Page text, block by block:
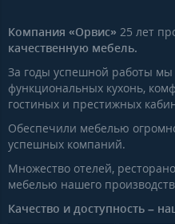
Компания «Орвис» 25 лет
качественную мебель.
За годы успешной работы мы
функциональных кухонь,
гостиных и престижных
Обеспечили мебелью
успешных компаний.
Множество отелей,
мебелью нашего
Качество и доступность –